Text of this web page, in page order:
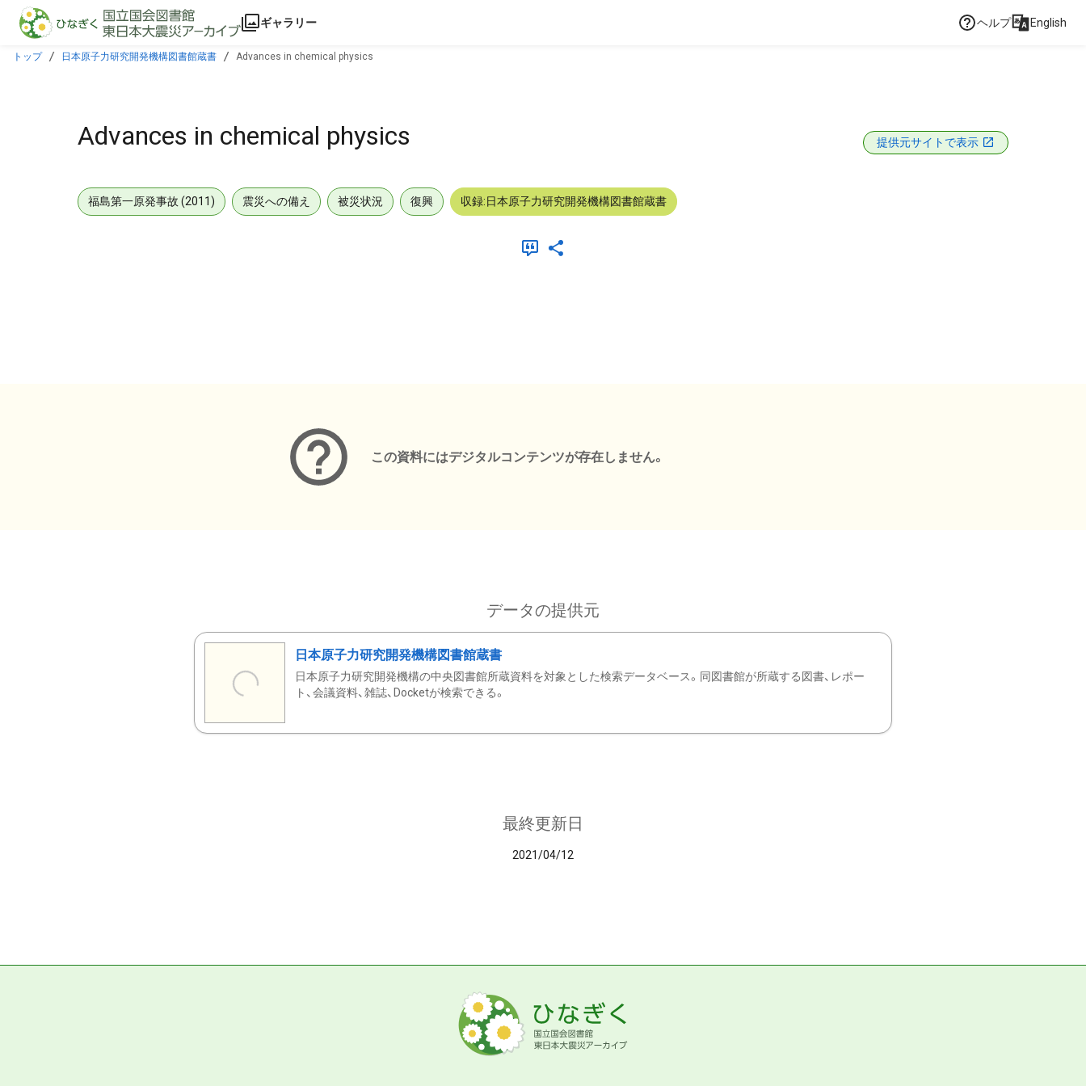
本文に飛ぶ
ギャラリー ヘルプ English
トップ 日本原子力研究開発機構図書館蔵書 Advances in chemical physics
Advances in chemical physics 提供元サイトで表示
福島第一原発事故 (2011) 震災への備え 被災状況 復興 収録:日本原子力研究開発機構図書館蔵書
この資料にはデジタルコンテンツが存在しません。
データの提供元
日本原子力研究開発機構図書館蔵書
日本原子力研究開発機構の中央図書館所蔵資料を対象とした検索データベース。同図書館が所蔵する図書、レポー
ト、会議資料、雑誌、Docketが検索できる。
最終更新日
2021/04/12